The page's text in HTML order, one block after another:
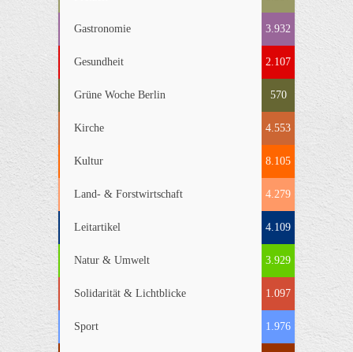
Gastronomie 3.932
Gesundheit 2.107
Grüne Woche Berlin 570
Kirche 4.553
Kultur 8.105
Land- & Forstwirtschaft 4.279
Leitartikel 4.109
Natur & Umwelt 3.929
Solidarität & Lichtblicke 1.097
Sport 1.976